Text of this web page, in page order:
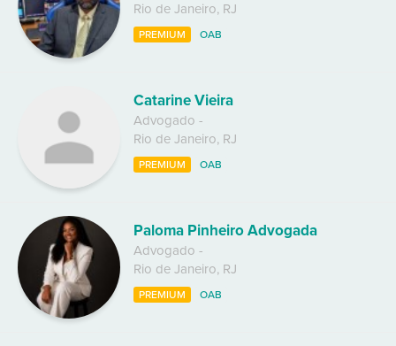
Rio de Janeiro, RJ
PREMIUM OAB
Catarine Vieira
Advogado -
Rio de Janeiro, RJ
PREMIUM OAB
Paloma Pinheiro Advogada
Advogado -
Rio de Janeiro, RJ
PREMIUM OAB